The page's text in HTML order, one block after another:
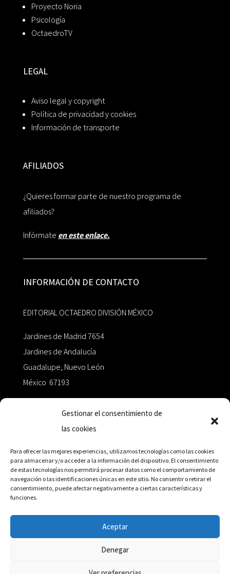
Gestionar el consentimiento de
las cookies
Para ofrecer las mejores experiencias, utilizamos tecnologías como las cookies
para almacenar y/o acceder a la información del dispositivo. El consentimiento
de estas tecnologías nos permitirá procesar datos como el comportamiento de
navegación o las identificaciones únicas en este sitio. No consentir o retirar el
consentimiento, puede afectar negativamente a ciertas características y
funciones.
Aceptar
Denegar
Proyecto Noria
Psicología
OctaedroTV
LEGAL
Aviso legal y copyright
Política de privacidad y cookies
Información de transporte
AFILIADOS
¿Quieres formar parte de nuestro programa de
afiliados?
Infórmate en este enlace.
INFORMACIÓN DE CONTACTO
EDITORIAL OCTAEDRO DIVISIÓN MÉXICO
Jardines de Madrid 7654
Jardines de Andalucía
Guadalupe, Nuevo León
México 67193
+52 811.499.5638
RED DE DISTRIBUCIÓN
Distribuidores en México y Octaedro internacional